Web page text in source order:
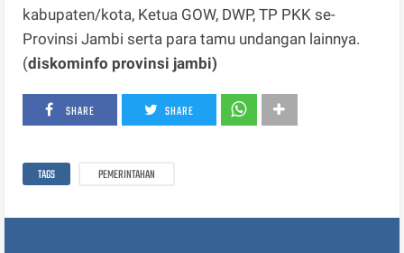
kabupaten/kota, Ketua GOW, DWP, TP PKK se-
Provinsi Jambi serta para tamu undangan lainnya.
(diskominfo provinsi jambi)
SHARE SHARE
TAGS PEMERINTAHAN